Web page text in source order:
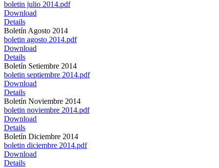
boletin julio 2014.pdf
Download
Details
Boletín Agosto 2014
boletin agosto 2014.pdf
Download
Details
Boletín Setiembre 2014
boletin septiembre 2014.pdf
Download
Details
Boletín Noviembre 2014
boletin noviembre 2014.pdf
Download
Details
Boletín Diciembre 2014
boletin diciembre 2014.pdf
Download
Details